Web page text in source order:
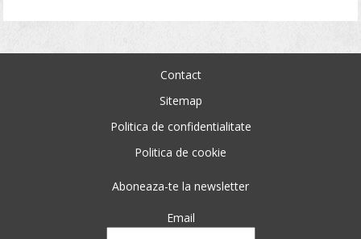
Contact
Sitemap
Politica de confidentialitate
Politica de cookie
Aboneaza-te la newsletter
Email